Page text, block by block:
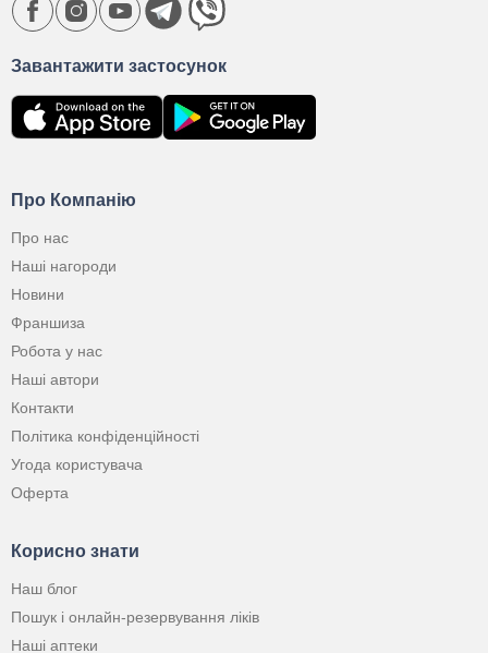
Про Компанію
Про нас
Наші нагороди
Новини
Франшиза
Робота у нас
Наші автори
Контакти
Політика конфіденційності
Угода користувача
Оферта
Корисно знати
Наш блог
Пошук і онлайн-резервування ліків
Наші аптеки
Завантажити застосунок